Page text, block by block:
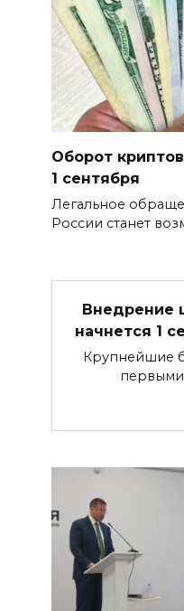
Оборот
1 сентября
Легальное
России станет
Внедрение
начнется 1
Крупнейшие
первыми